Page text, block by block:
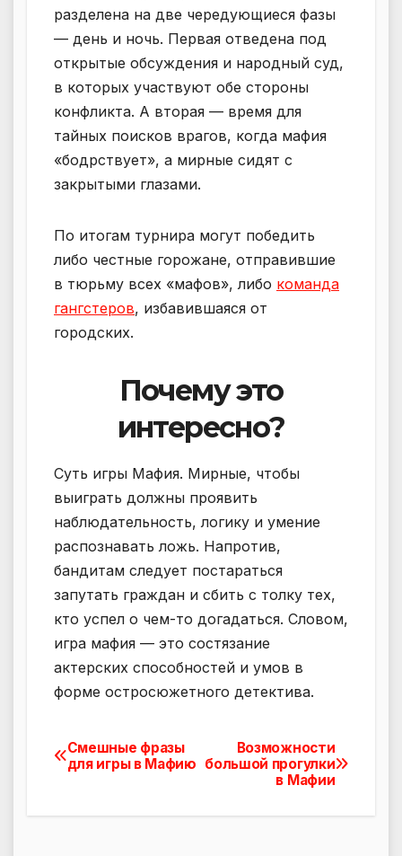
разделена на две чередующиеся фазы
— день и ночь. Первая отведена под
открытые обсуждения и народный суд,
в которых участвуют обе стороны
конфликта. А вторая — время для
тайных поисков врагов, когда мафия
«бодрствует», а мирные сидят с
закрытыми глазами.
По итогам турнира могут победить
либо честные горожане, отправившие
в тюрьму всех «мафов», либо команда
гангстеров, избавившаяся от
городских.
Почему это
интересно?
Суть игры Мафия. Мирные, чтобы
выиграть должны проявить
наблюдательность, логику и умение
распознавать ложь. Напротив,
бандитам следует постараться
запутать граждан и сбить с толку тех,
кто успел о чем-то догадаться. Словом,
игра мафия — это состязание
актерских способностей и умов в
форме остросюжетного детектива.
Навигация
Возможности
большой прогулки
в Мафии
Смешные фразы
для игры в Мафию